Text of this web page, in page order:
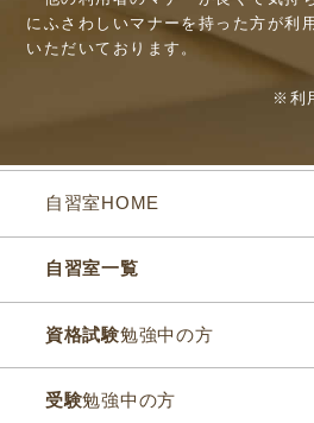
にふさわしいマナーを持った方が利
いただいております。
※利
自習室HOME
自習室一覧
資格試験勉強中の方
受験勉強中の方